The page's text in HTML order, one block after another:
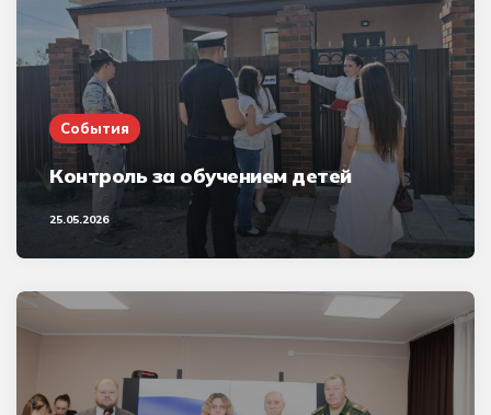
События
Контроль за обучением детей
25.05.2026